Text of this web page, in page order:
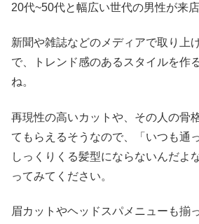
20代~50代と幅広い世代の男性が来
新聞や雑誌などのメディアで取り上
で、トレンド感のあるスタイルを作
ね。
再現性の高いカットや、その人の骨
てもらえるそうなので、「いつも通
しっくりくる髪型にならないんだよ
ってみてください。
眉カットやヘッドスパメニューも揃